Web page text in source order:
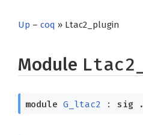
Up – coq » Ltac2_plugin
Module
module G_ltac2 : sig